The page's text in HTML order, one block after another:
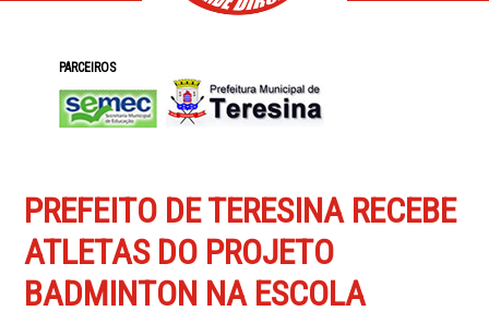
PARCEIROS
PREFEITO DE TERESINA RECEBE
ATLETAS DO PROJETO
BADMINTON NA ESCOLA